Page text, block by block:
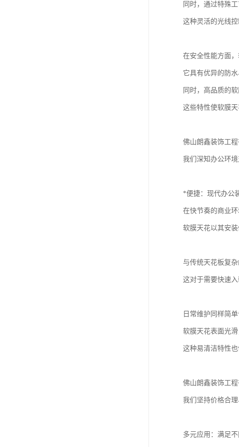
同时，通过特殊
这种灵活的光线
在安全性能方面，
它具有优异的防
同时，高品质的
这些特性使软膜
佛山朗鑫装饰工
我们深知办公环
*便捷：现代办公
在快节奏的商业环
软膜天花以其安
与传统天花板复
这对于需要快速
日常维护同样简单
软膜天花表面光
这种易清洁特性
佛山朗鑫装饰工
我们坚持价格合
多元应用：满足